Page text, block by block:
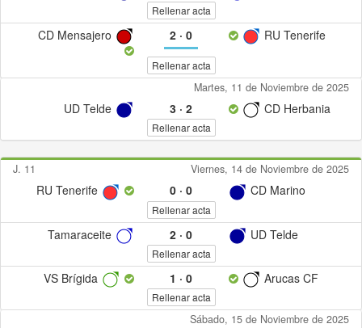
Rellenar acta
CD Mensajero 2· 0 RU Tenerife
Rellenar acta
Martes, 11 de Noviembre de 2025
UD Telde 3· 2 CD Herbania
Rellenar acta
J. 11 Viernes, 14 de Noviembre de 2025
RU Tenerife 0· 0 CD Marino
Rellenar acta
Tamaraceite 2· 0 UD Telde
Rellenar acta
VS Brígida 1 · 0 Arucas CF
Rellenar acta
Sábado, 15 de Noviembre de 2025